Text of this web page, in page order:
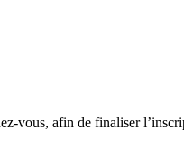
afin de finaliser